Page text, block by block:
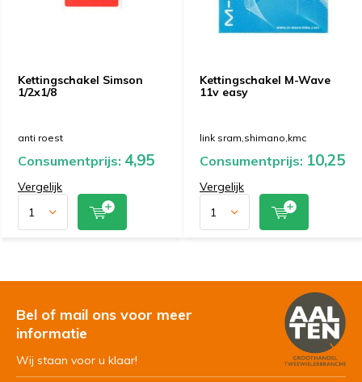
Kettingschakel Simson
1/2x1/8
anti roest
Consumentprijs: 4,95
Vergelijk
Kettingschakel M-Wave
11v easy
link sram,shimano,kmc
Consumentprijs: 10,25
Vergelijk
Bel of mail ons voor meer
informatie
Wij staan voor u klaar!